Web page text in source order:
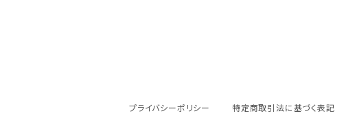
プライバシーポリシー 特定商取引法に基づく表記